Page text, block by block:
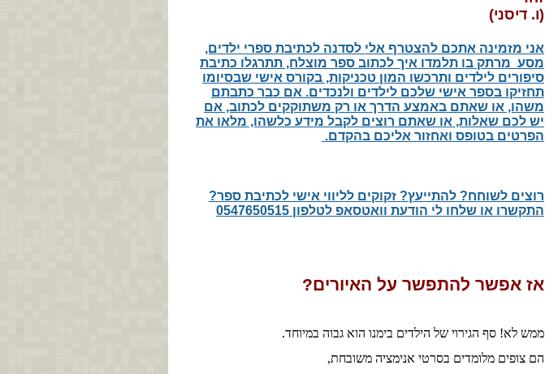
(ו. דיסני)
אני מזמינה אתכם להצטרף אלי לסדנה לכתיבת ספרי ילדים,
מסע מרתק בו תלמדו איך לכתוב ספר מוצלח, תתרגלו כתיבת
סיפורים לילדים ותרכשו המון טכניקות, בקורס אישי שבסיומו
תחזיקו בספר אישי שלכם לילדים ולנכדים. אם כבר כתבתם
משהו, או שאתם באמצע הדרך או רק משתוקקים לכתוב, אם
יש לכם שאלות, או שאתם רוצים לקבל מידע כלשהו, מלאו את
הפרטים בטופס ואחזור אליכם בהקדם.
רוצים לשוחח? להתייעץ? זקוקים לליווי אישי לכתיבת ספר?
התקשרו או שלחו לי הודעת וואטסאפ לטלפון 0547650515
אז אפשר להתפשר על האיורים?
ממש לא! סף הגירוי של הילדים בימנו הוא גבוה במיוחד.
הם צופים מלומדים בסרטי אנימציה משובחת,